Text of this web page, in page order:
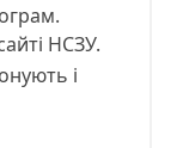
НСЗУ.
і